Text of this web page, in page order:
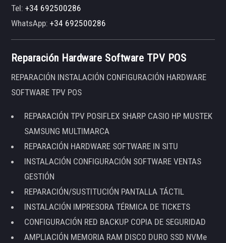
Tel:+34 692500286
WhatsApp:+34 692500286
Reparación Hardware Software TPV POS
REPARACIÓN INSTALACIÓN CONFIGURACIÓN HARDWARE
SOFTWARE TPV POS
REPARACIÓN TPV POSIFLEX SHARP CASIO HP MUSTEK
SAMSUNG MULTIMARCA
REPARACIÓN HARDWARE SOFTWARE IN SITU
INSTALACIÓN CONFIGURACIÓN SOFTWARE VENTAS
GESTIÓN
REPARACIÓN/SUSTITUCIÓN PANTALLA TÁCTIL
INSTALACIÓN IMPRESORA TÉRMICA DE TICKETS
CONFIGURACIÓN RED BACKUP COPIA DE SEGURIDAD
AMPLIACIÓN MEMORIA RAM DISCO DURO SSD NVMe